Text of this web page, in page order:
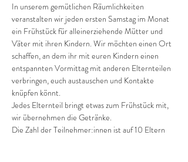
In unserem gemütlichen Räumlichkeiten
veranstalten wir jeden ersten Samstag im Monat
ein Frühstück für alleinerziehende Mütter und
Väter mit ihren Kindern. Wir möchten einen Ort
schaffen, an dem ihr mit euren Kindern einen
entspannten Vormittag mit anderen Elternteilen
verbringen, euch austauschen und Kontakte
knüpfen könnt.
Jedes Elternteil bringt etwas zum Frühstück mit,
wir übernehmen die Getränke.
Die Zahl der Teilnehmer:innen ist auf 10 Eltern